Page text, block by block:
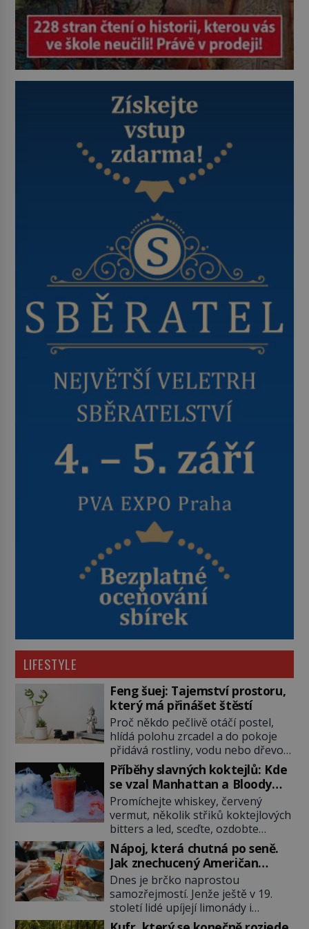
LIFESTYLE
Feng šuej: Tajemství prostoru,
který má přinášet štěstí
Proč někdo pečlivě otáčí postel,
hlídá polohu zrcadel a do pokoje
přidává rostliny, vodu nebo dřevo?
Feng šuej tvrdí, že domov není jen
soubor zdí a nábytku. Je to prostor,
kterým proudí energie čchi a jeho
uspořádání může ovlivňovat, jak se
v něm člověk cítí. Feng šuej má
kořeny ve staré Číně a jeho historie
[…]
Příběhy slavných koktejlů: Kde
se vzal Manhattan a Bloody
Mary?
Promíchejte whiskey, červený
vermut, několik střiků koktejlových
bitters a led, sceďte, ozdobte
koktejlovou třešinkou a tadá…
Manhattan je tu! A pokud to má být
skutečně on, dejte si pozor, ať
místo klasické americké rye
whiskey či klidně bourbonu
nepoužijete skotskou whisku. Co
se stane? Inu, koktejl bude stále
Nápoj, která chutná po seně.
Jak znechucený Američan
vymyslel brčko
Dnes je brčko naprostou
samozřejmostí. Jenže ještě v 19.
století lidé upíjejí limonády i
koktejly dutými stébly žita nebo